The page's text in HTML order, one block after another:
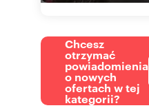
Chcesz
otrzymać
powiadomienia
o nowych
ofertach w tej
kategorii?